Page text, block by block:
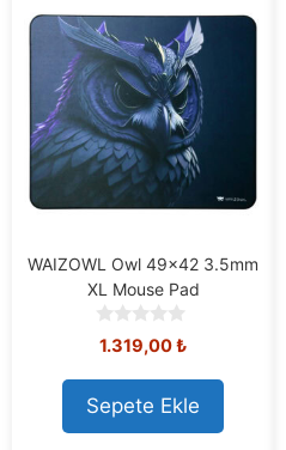
WAIZOWL Owl 49×42 3.5mm
XL Mouse Pad
0
o
u
t
o
f
1.319,00₺
Sepete Ekle